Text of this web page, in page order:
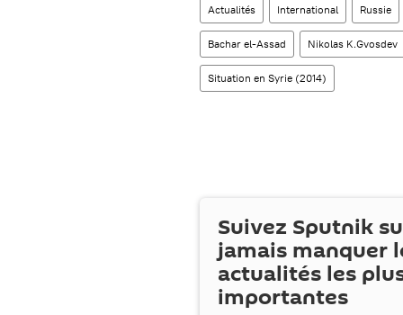
Actualités International Russie
Bachar el-Assad Nikolas K.Gvosdev
Situation en Syrie (2014)
Suivez Sputnik
jamais manquer
actualités les
importantes